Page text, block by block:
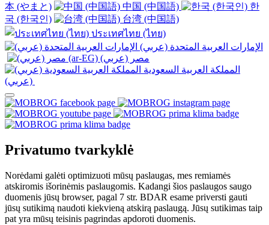
本 (やまと)
中国 (中国語)
한
국 (한국인)
台湾 (中国語)
ประเทศไทย (ไทย)
Privatumo tvarkyklė
Norėdami galėti optimizuoti mūsų paslaugas, mes remiamės
atskiromis išorinėmis paslaugomis. Kadangi šios paslaugos saugo
duomenis jūsų browser, pagal 7 str. BDAR esame priversti gauti
jūsų sutikimą naudoti kiekvieną atskirą paslaugą. Jūsų sutikimas taip
pat yra mūsų teisinis pagrindas apdoroti duomenis.